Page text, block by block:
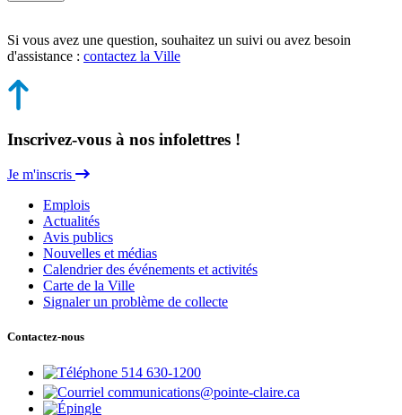
Si vous avez une question, souhaitez un suivi ou avez besoin
d'assistance : contactez la Ville
Inscrivez-vous à nos infolettres !
Je m'inscris
Emplois
Actualités
Avis publics
Nouvelles et médias
Calendrier des événements et activités
Carte de la Ville
Signaler un problème de collecte
Contactez-nous
514 630-1200
communications@pointe-claire.ca